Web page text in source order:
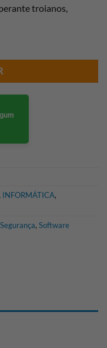
troianos,
INFORMÁTICA,
Segurança, Software